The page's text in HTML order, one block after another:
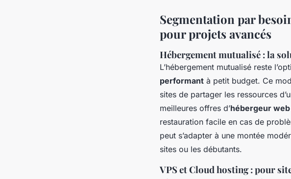
Segmentation par
pour projets avancés
Hébergement mutualisé : la
L’hébergement mutualisé reste
performant à petit budget. Ce
sites de partager les ressources
meilleures offres d’hébergeur
restauration facile en cas de
peut s’adapter à une montée
sites ou les débutants.
VPS et Cloud hosting : pour